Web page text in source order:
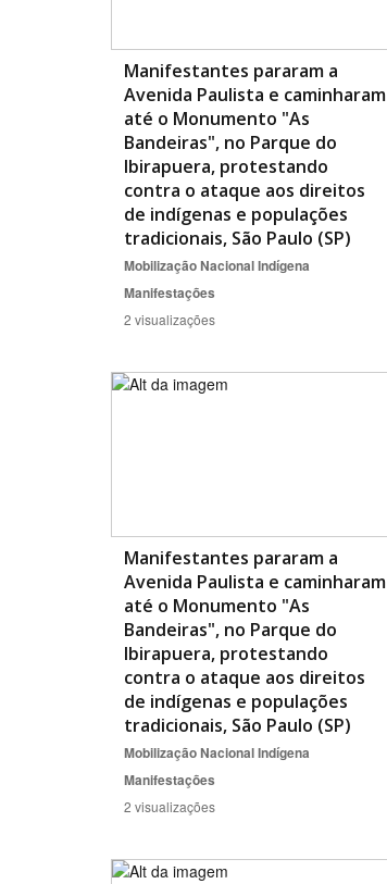
Manifestantes pararam a
Avenida Paulista e caminharam
até o Monumento "As
Bandeiras", no Parque do
Ibirapuera, protestando
contra o ataque aos direitos
de indígenas e populações
tradicionais, São Paulo (SP)
Mobilização Nacional Indígena
Manifestações
2 visualizações
Manifestantes pararam a
Avenida Paulista e caminharam
até o Monumento "As
Bandeiras", no Parque do
Ibirapuera, protestando
contra o ataque aos direitos
de indígenas e populações
tradicionais, São Paulo (SP)
Mobilização Nacional Indígena
Manifestações
2 visualizações